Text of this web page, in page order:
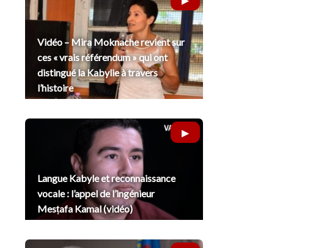
Vidéo – Mira Moknache revient sur
ces « vrais référendum » qui ont
distingué la Kabylie à travers
l’histoire
Langue Kabyle et reconnaissance
vocale : l’appel de l’ingénieur
Mesṭafa Kamal (vidéo)